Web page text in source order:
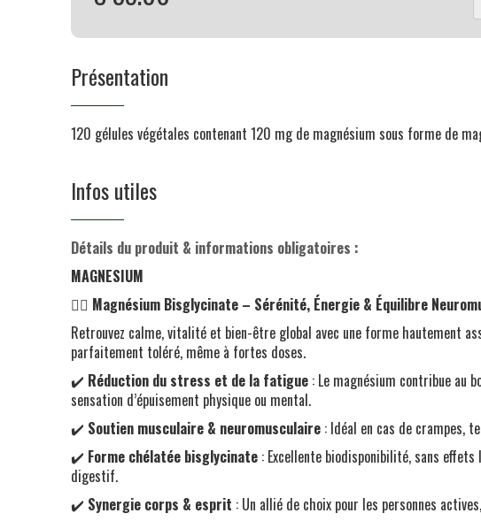
Présentation
120 gélules végétales contenant 120 mg de magnésium sous forme de
Infos utiles
Détails du produit & informations obligatoires :
MAGNESIUM
🧘‍♂ Magnésium Bisglycinate – Sérénité, Énergie & Équilibre
Retrouvez calme, vitalité et bien-être global avec une forme hautement
parfaitement toléré, même à fortes doses.
✔️ Réduction du stress et de la fatigue : Le magnésium contribue au
sensation d’épuisement physique ou mental.
✔️ Soutien musculaire & neuromusculaire : Idéal en cas de crampes,
✔️ Forme chélatée bisglycinate : Excellente biodisponibilité, sans
digestif.
✔️ Synergie corps & esprit : Un allié de choix pour les personnes